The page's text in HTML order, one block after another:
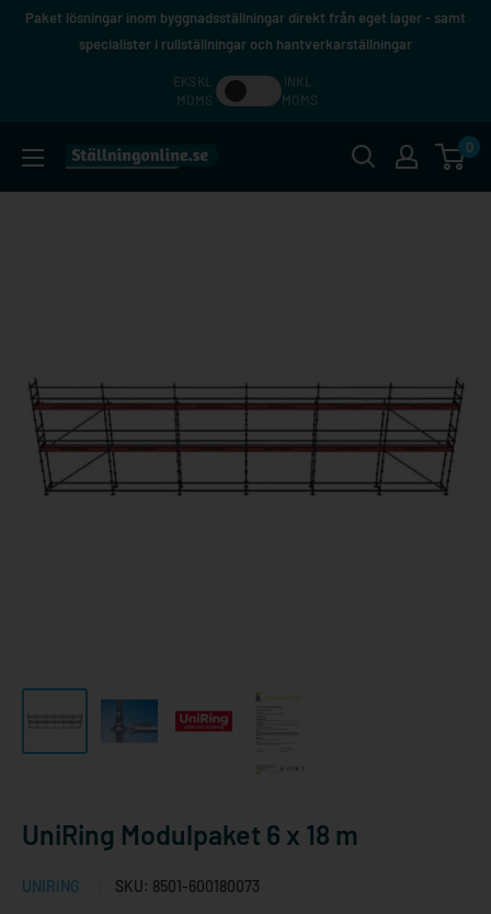
HoppaPaket lösningar inom byggnadsställningar direkt från eget lager - samt
specialister i rullställningar och hantverkarställningar
EKSKL.
MOMS
INKL.
MOMS
Ställningonline.se
0
UniRing Modulpaket 6 x 18 m
UNIRING SKU: 8501-600180073